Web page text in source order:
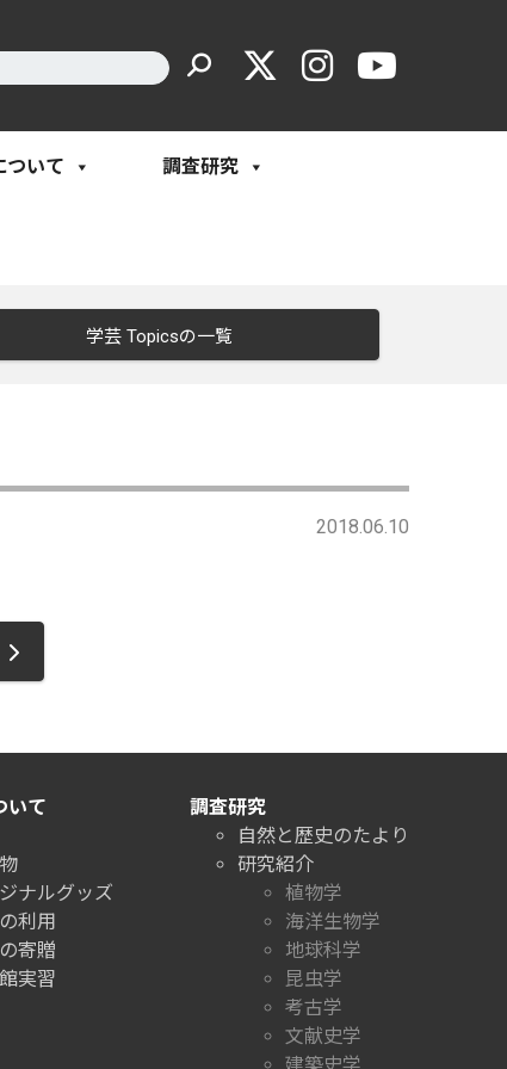
ついて 調査研究
学芸 Topicsの一覧
2018.06.10
いて
ナルグッズ
利用
寄贈
実習
調査研究
自然と歴史のたより
研究紹介
植物学
海洋生物学
地球科学
昆虫学
考古学
文献史学